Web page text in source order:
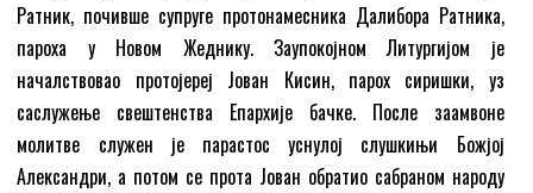
Ратник, почивше супруге протонамесника Далибора Ратника,
пароха у Новом Жеднику. Заупокојном Литургијом је
началствовао протојереј Јован Кисин, парох сиришки, уз
саслужење свештенства Епархије бачке. После заамвоне
молитве служен је парастос уснулој слушкињи Божјој
Александри, а потом се прота Јован обратио сабраном народу